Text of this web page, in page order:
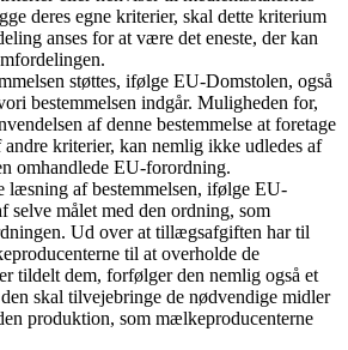
deres egne kriterier, skal dette kriterium
anses for at være det eneste, der kan
støttes, ifølge EU-Domstolen, også
bestemmelsen indgår. Muligheden for,
af denne bestemmelse at foretage
kriterier, kan nemlig ikke udledes af
omhandlede EU-forordning.
læsning af bestemmelsen, ifølge EU-
selve målet med den ordning, som
Ud over at tillægsafgiften har til
til at overholde de
tildelt dem, forfølger den nemlig også et
skal tilvejebringe de nødvendige midler
produktion, som mælkeproducenterne